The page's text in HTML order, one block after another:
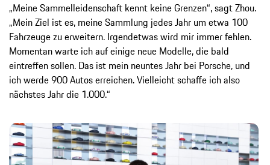
„Meine Sammelleidenschaft kennt keine Grenzen“, sagt Zhou.
„Mein Ziel ist es, meine Sammlung jedes Jahr um etwa 100
Fahrzeuge zu erweitern. Irgendetwas wird mir immer fehlen.
Momentan warte ich auf einige neue Modelle, die bald
eintreffen sollen. Das ist mein neuntes Jahr bei Porsche, und
ich werde 900 Autos erreichen. Vielleicht schaffe ich also
nächstes Jahr die 1.000.“